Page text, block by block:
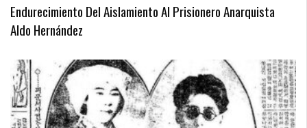
Endurecimiento Del Aislamiento Al Prisionero Anarquista
Aldo Hernández